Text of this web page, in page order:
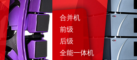
合并机
前级
后级
全能一体机